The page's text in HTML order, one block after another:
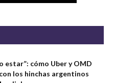
estar”: cómo Uber y OMD
los hinchas argentinos